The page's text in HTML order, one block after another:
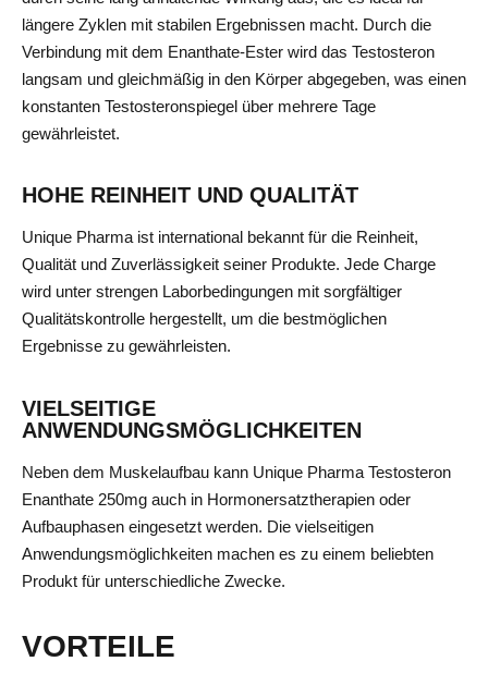
längere Zyklen mit stabilen Ergebnissen macht. Durch die
Verbindung mit dem Enanthate-Ester wird das Testosteron
langsam und gleichmäßig in den Körper abgegeben, was einen
konstanten Testosteronspiegel über mehrere Tage
gewährleistet.
HOHE REINHEIT UND QUALITÄT
Unique Pharma ist international bekannt für die Reinheit,
Qualität und Zuverlässigkeit seiner Produkte. Jede Charge
wird unter strengen Laborbedingungen mit sorgfältiger
Qualitätskontrolle hergestellt, um die bestmöglichen
Ergebnisse zu gewährleisten.
VIELSEITIGE
ANWENDUNGSMÖGLICHKEITEN
Neben dem Muskelaufbau kann Unique Pharma Testosteron
Enanthate 250mg auch in Hormonersatztherapien oder
Aufbauphasen eingesetzt werden. Die vielseitigen
Anwendungsmöglichkeiten machen es zu einem beliebten
Produkt für unterschiedliche Zwecke.
VORTEILE